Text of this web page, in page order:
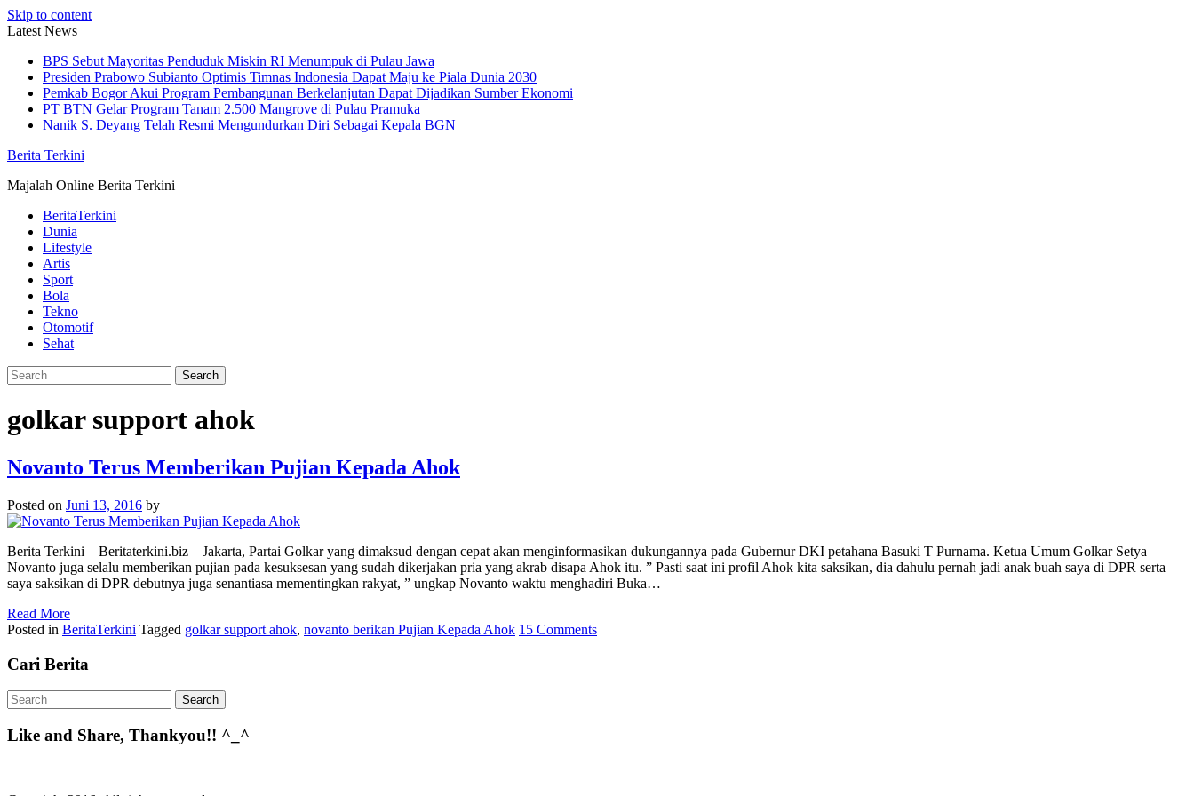
Skip to content
Latest News
BPS Sebut Mayoritas Penduduk Miskin RI Menumpuk di Pulau Jawa
Presiden Prabowo Subianto Optimis Timnas Indonesia Dapat Maju ke Piala Dunia 2030
Pemkab Bogor Akui Program Pembangunan Berkelanjutan Dapat Dijadikan Sumber Ekonomi
PT BTN Gelar Program Tanam 2.500 Mangrove di Pulau Pramuka
Nanik S. Deyang Telah Resmi Mengundurkan Diri Sebagai Kepala BGN
Berita Terkini
Majalah Online Berita Terkini
BeritaTerkini
Dunia
Lifestyle
Artis
Sport
Bola
Tekno
Otomotif
Sehat
golkar support ahok
Novanto Terus Memberikan Pujian Kepada Ahok
Posted on Juni 13, 2016 by
Berita Terkini – Beritaterkini.biz – Jakarta, Partai Golkar yang dimaksud dengan cepat akan menginformasikan dukungannya pada Gubernur DKI petahana Basuki T Purnama. Ketua Umum Golkar Setya
Novanto juga selalu memberikan pujian pada kesuksesan yang sudah dikerjakan pria yang akrab disapa Ahok itu. ” Pasti saat ini profil Ahok kita saksikan, dia dahulu pernah jadi anak buah saya di DPR serta
saya saksikan di DPR debutnya juga senantiasa mementingkan rakyat, ” ungkap Novanto waktu menghadiri Buka…
Read More
Posted in BeritaTerkini Tagged golkar support ahok, novanto berikan Pujian Kepada Ahok 15 Comments
Cari Berita
Like and Share, Thankyou!! ^_^